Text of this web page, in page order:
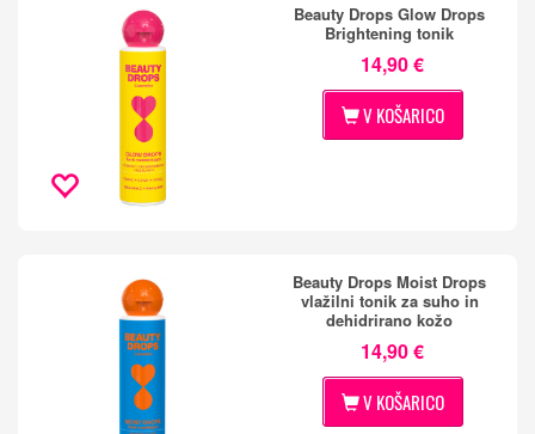
Beauty Drops Glow Drops
Brightening tonik
14,90 €
V KOŠARICO
Beauty Drops Moist Drops
vlažilni tonik za suho in
dehidrirano kožo
14,90 €
V KOŠARICO